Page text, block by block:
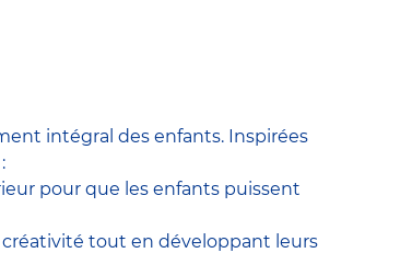
intégral des enfants. Inspirées
pour que les enfants puissent
tout en développant leurs